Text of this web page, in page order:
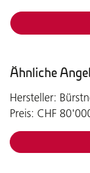
Ähnliche
Hersteller:
Preis: CHF